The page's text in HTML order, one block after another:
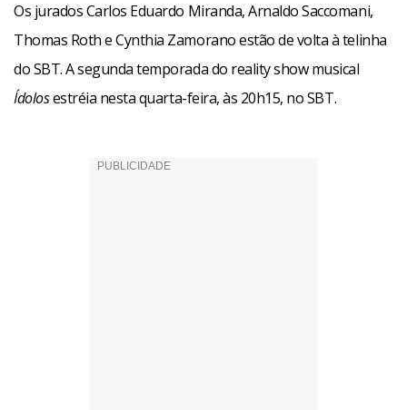
Os jurados Carlos Eduardo Miranda, Arnaldo Saccomani,
Thomas Roth e Cynthia Zamorano estão de volta à telinha
do SBT. A segunda temporada do reality show musical
Ídolosestréia nesta quarta-feira, às 20h15, no SBT.